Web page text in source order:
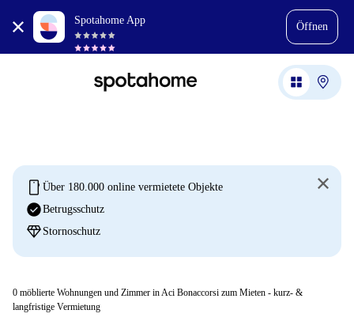
Spotahome App
Öffnen
mobile Über 180.000 online vermietete Objekte
check_circleBetrugsschutz
diamond Stornoschutz
0 möblierte Wohnungen und Zimmer in Aci Bonaccorsi zum Mieten - kurz- &
langfristige Vermietung